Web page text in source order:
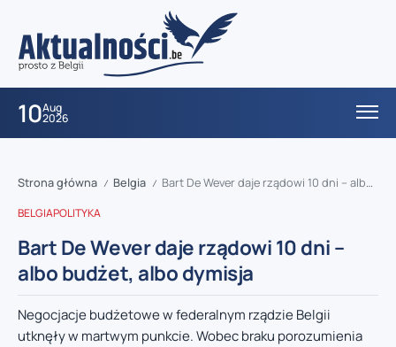
10Aug
2026
Strona główna / Belgia / Bart De Wever daje rządowi 10 dni – albo budżet, albo dymisja
BELGIAPOLITYKA
Bart De Wever daje rządowi 10 dni –
albo budżet, albo dymisja
Negocjacje budżetowe w federalnym rządzie Belgii
utknęły w martwym punkcie. Wobec braku porozumienia